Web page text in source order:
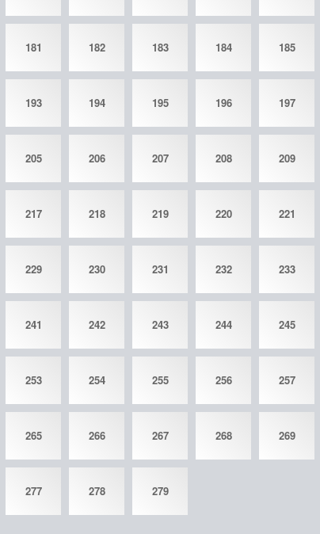
181 182 183 184 185
193 194 195 196 197
205 206 207 208 209
217 218 219 220 221
229 230 231 232 233
241 242 243 244 245
253 254 255 256 257
265 266 267 268 269
277 278 279